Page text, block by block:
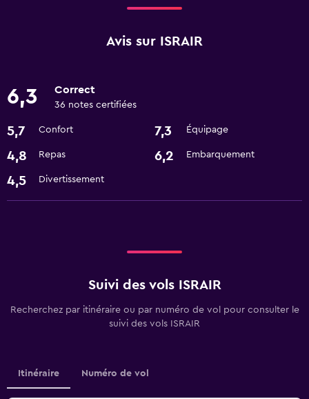
Avis sur ISRAIR
6,3 Correct
36 notes certifiées
5,7 Confort 7,3 Équipage
4,8 Repas 6,2 Embarquement
4,5 Divertissement
Suivi des vols ISRAIR
Recherchez par itinéraire ou par numéro de vol pour consulter le
suivi des vols ISRAIR
Itinéraire Numéro de vol